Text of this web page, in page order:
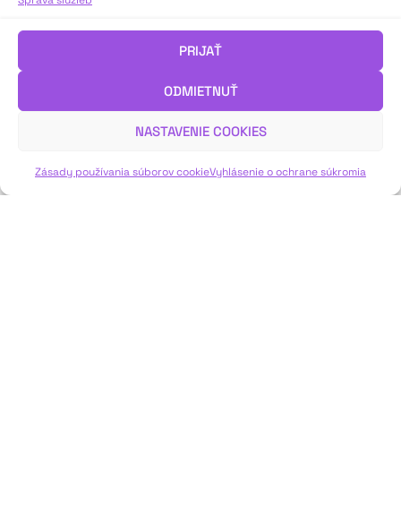
PRIJAŤ
ODMIETNUŤ
NASTAVENIE COOKIES
Zásady používania súborov cookieVyhlásenie o ochrane súkromia
„Aj v jubilejnom 70. ročníku HK sa potvrdil už dlhšie trvajúci
trend výrazne kvalitnej úrovne prednesov tretej kategórie,
ktorá pravdepodobne súvisí nielen s vyspelosťou recitátorov 7.
– 9. ročníka, ale aj s ich dobrým a často dlhodobým
pedagogicko-lektorským vedením,“ píše vo svojom hodnotení
Soňa Pariláková.